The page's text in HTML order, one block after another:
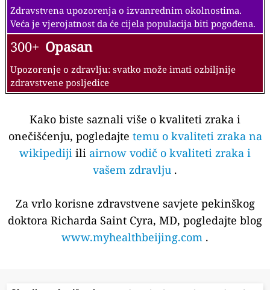
Zdravstvena upozorenja o izvanrednim okolnostima.
Veća je vjerojatnost da će cijela populacija biti pogođena.
300+ Opasan
Upozorenje o zdravlju: svatko može imati ozbiljnije
zdravstvene posljedice
Kako biste saznali više o kvaliteti zraka i
onečišćenju, pogledajte temu o kvaliteti zraka na
wikipediji ili airnow vodič o kvaliteti zraka i
vašem zdravlju .
Za vrlo korisne zdravstvene savjete pekinškog
doktora Richarda Saint Cyra, MD, pogledajte blog
www.myhealthbeijing.com .